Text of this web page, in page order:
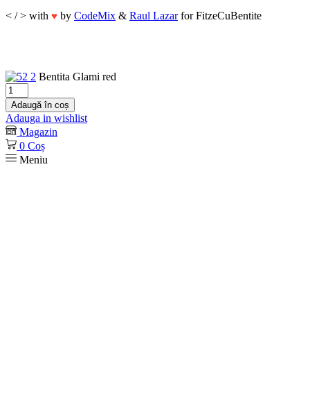
< / > with ♥ by CodeMix & Raul Lazarfor FitzeCuBentite
Bentita Glami red
Adaugă în coș
Adauga in wishlist
Magazin
0 Coș
Meniu